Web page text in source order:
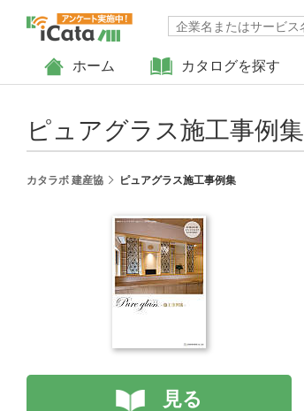
ホーム カタログを探す
ピュアグラス施工事例集
カタラボ 建産協 ピュアグラス施工事例集
見る